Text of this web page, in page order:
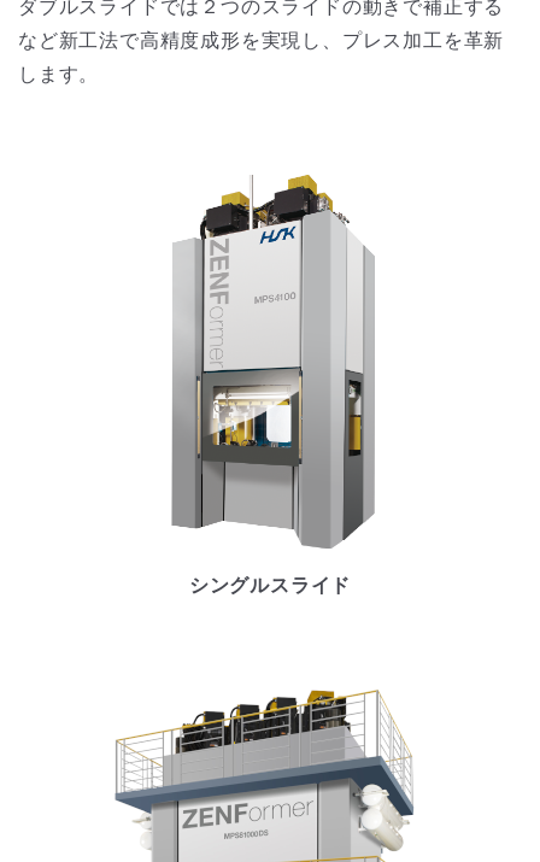
ダブルスライドでは２つのスライドの動きで補正する
など新工法で高精度成形を実現し、プレス加工を革新
します。
シングルスライド